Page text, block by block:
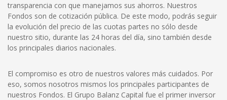
transparencia con que manejamos sus ahorros. Nuestros
Fondos son de cotización pública. De este modo, podrás seguir
la evolución del precio de las cuotas partes no sólo desde
nuestro sitio, durante las 24 horas del día, sino también desde
los principales diarios nacionales.
El compromiso es otro de nuestros valores más cuidados. Por
eso, somos nosotros mismos los principales participantes de
nuestros Fondos. El Grupo Balanz Capital fue el primer inversor